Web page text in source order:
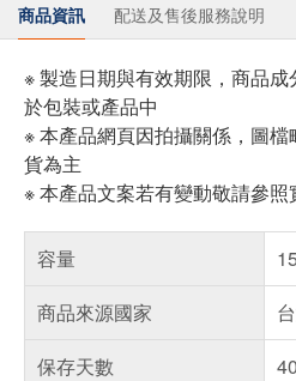
商品資訊 配送及售後服務說明
※ 製造日期與有效期限，商品
於包裝或產品中
※ 本產品網頁因拍攝關係，圖
貨為主
※ 本產品文案若有變動敬請參
容量
商品來源國家
保存天數